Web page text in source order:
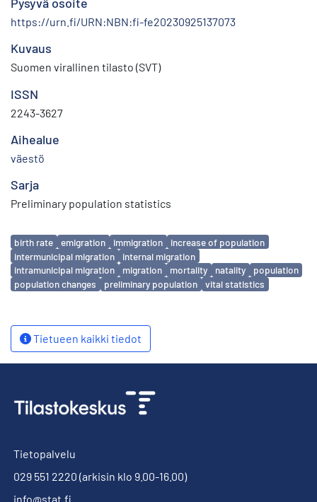
Pysyvä osoite
https://urn.fi/URN:NBN:fi-fe20230925137073
Kuvaus
Suomen virallinen tilasto (SVT)
ISSN
2243-3627
Aihealue
väestö
Sarja
Preliminary population statistics
Avainsanat
birth rate emigration immigration
increase of population
intermunicipal migration
internal migration
intramunicipal migration
migration mortality natality
population
population changes
preliminary population vital statistics
Tietueen kaikki tiedot
Tietopalvelu
029 551 2220 (arkisin klo 9.00-16.00)
info@stat.fi